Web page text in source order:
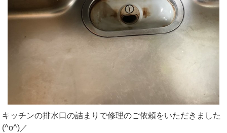
キッチンの排水口の詰まりで修理のご依頼をいただきました
(^o^)／